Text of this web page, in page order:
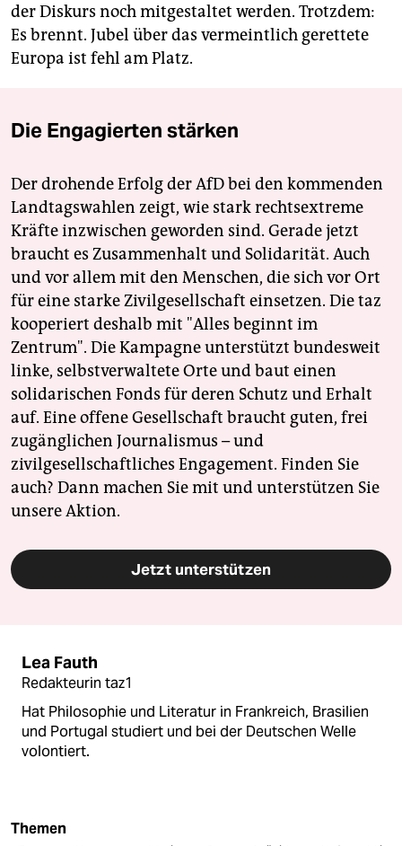
der Diskurs noch mitgestaltet werden. Trotzdem:
Es brennt. Jubel über das vermeintlich gerettete
Europa ist fehl am Platz.
Die Engagierten stärken
Der drohende Erfolg der AfD bei den kommenden
Landtagswahlen zeigt, wie stark rechtsextreme
Kräfte inzwischen geworden sind. Gerade jetzt
braucht es Zusammenhalt und Solidarität. Auch
und vor allem mit den Menschen, die sich vor Ort
für eine starke Zivilgesellschaft einsetzen. Die taz
kooperiert deshalb mit "Alles beginnt im
Zentrum". Die Kampagne unterstützt bundesweit
linke, selbstverwaltete Orte und baut einen
solidarischen Fonds für deren Schutz und Erhalt
auf. Eine offene Gesellschaft braucht guten, frei
zugänglichen Journalismus – und
zivilgesellschaftliches Engagement. Finden Sie
auch? Dann machen Sie mit und unterstützen Sie
unsere Aktion.
Jetzt unterstützen
Lea Fauth
Redakteurin taz1
Hat Philosophie und Literatur in Frankreich, Brasilien
und Portugal studiert und bei der Deutschen Welle
volontiert.
Themen